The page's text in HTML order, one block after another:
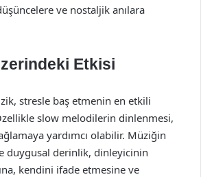
ve nostaljik anılara
Etkisi
stresle baş etmenin en etkili
slow melodilerin dinlenmesi,
yardımcı olabilir. Müziğin
duygusal derinlik, dinleyicinin
kendini ifade etmesine ve